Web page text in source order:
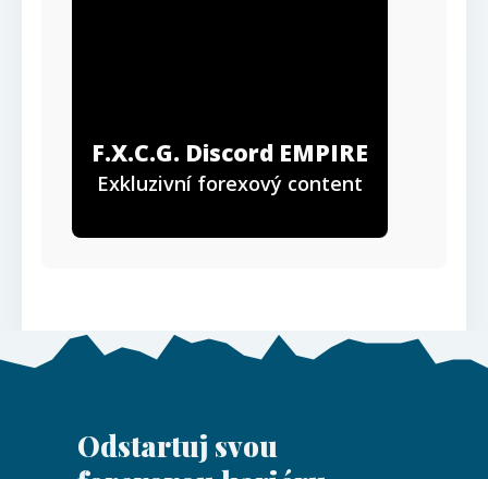
F.X.C.G. Discord EMPIRE
Exkluzivní forexový content
Odstartuj svou